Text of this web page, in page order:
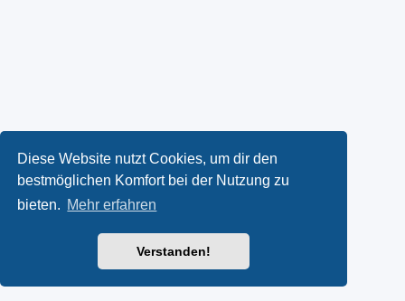
Diese Website nutzt Cookies, um dir den
bestmöglichen Komfort bei der Nutzung zu
bieten. Mehr erfahren
Verstanden!